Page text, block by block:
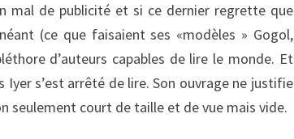
mal de publicité et si ce dernier regrette que
(ce que faisaient ses «modèles » Gogol,
d’auteurs capables de lire le monde. Et
s’est arrêté de lire. Son ouvrage ne justifie
seulement court de taille et de vue mais vide.